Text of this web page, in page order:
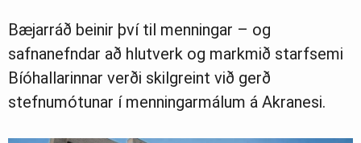
Bæjarráð beinir því til menningar – og
safnanefndar að hlutverk og markmið starfsemi
Bíóhallarinnar verði skilgreint við gerð
stefnumótunar í menningarmálum á Akranesi.